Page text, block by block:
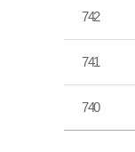
742
741
740